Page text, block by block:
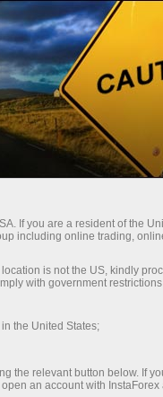
If you are a resident of the
including online trading,
is not the US, kindly
with government
the United States;
the relevant button below. If
an account with InstaForex